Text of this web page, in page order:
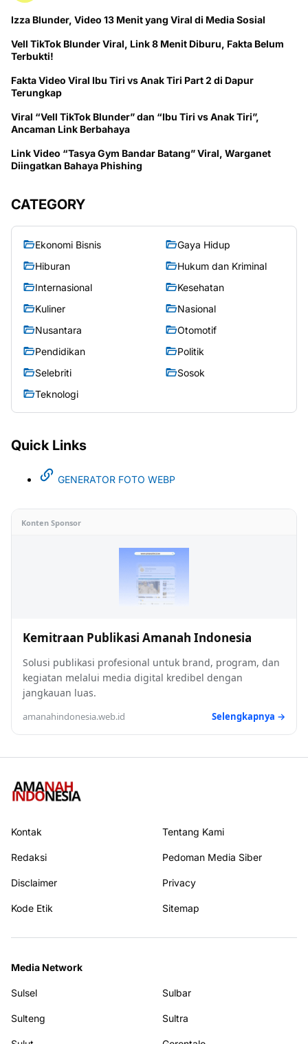
Izza Blunder, Video 13 Menit yang Viral di Media Sosial
Vell TikTok Blunder Viral, Link 8 Menit Diburu, Fakta Belum
Terbukti!
Fakta Video Viral Ibu Tiri vs Anak Tiri Part 2 di Dapur
Terungkap
Viral “Vell TikTok Blunder” dan “Ibu Tiri vs Anak Tiri”,
Ancaman Link Berbahaya
Link Video “Tasya Gym Bandar Batang” Viral, Warganet
Diingatkan Bahaya Phishing
CATEGORY
Ekonomi Bisnis
Gaya Hidup
Hiburan
Hukum dan Kriminal
Internasional
Kesehatan
Kuliner
Nasional
Nusantara
Otomotif
Pendidikan
Politik
Selebriti
Sosok
Teknologi
Quick Links
GENERATOR FOTO WEBP
Konten Sponsor
Kemitraan Publikasi Amanah Indonesia
Solusi publikasi profesional untuk brand, program, dan
kegiatan melalui media digital kredibel dengan
jangkauan luas.
amanahindonesia.web.id Selengkapnya →
Kontak Tentang Kami
Redaksi Pedoman Media Siber
Disclaimer Privacy
Kode Etik Sitemap
Media Network
Sulsel Sulbar
Sulteng Sultra